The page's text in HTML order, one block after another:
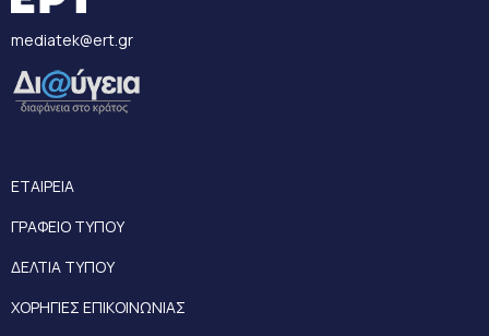
mediatek@ert.gr
ΕΤΑΙΡΕΙΑ
ΓΡΑΦΕΙΟ ΤΥΠΟΥ
ΔΕΛΤΙΑ ΤΥΠΟΥ
ΧΟΡΗΓΙΕΣ ΕΠΙΚΟΙΝΩΝΙΑΣ